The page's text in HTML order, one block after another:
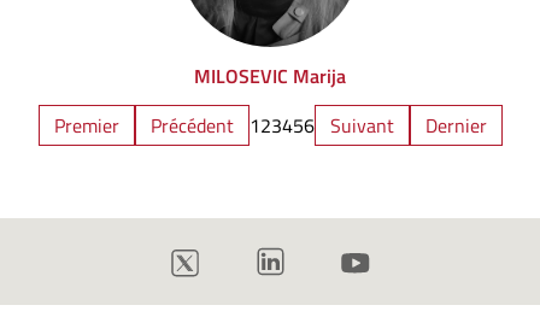
MILOSEVIC Marija
Premier
Précédent 123456 Suivant Dernier